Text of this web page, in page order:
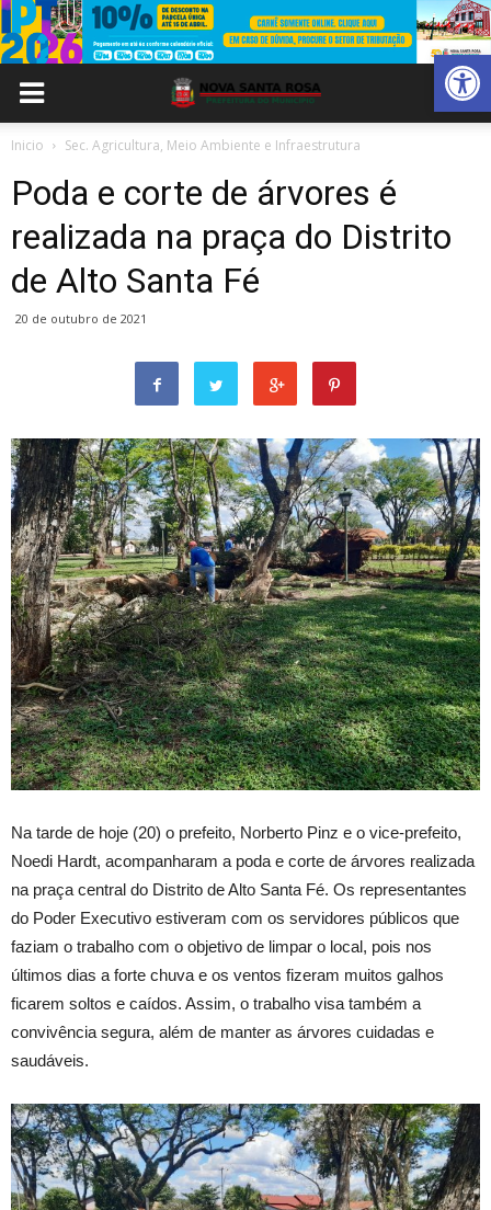
Abrir
Inicio Sec. Agricultura, Meio Ambiente e Infraestrutura
Poda e corte de árvores é
realizada na praça do Distrito
de Alto Santa Fé
20 de outubro de 2021
Na tarde de hoje (20) o prefeito, Norberto Pinz e o vice-prefeito,
Noedi Hardt, acompanharam a poda e corte de árvores realizada
na praça central do Distrito de Alto Santa Fé. Os representantes
do Poder Executivo estiveram com os servidores públicos que
faziam o trabalho com o objetivo de limpar o local, pois nos
últimos dias a forte chuva e os ventos fizeram muitos galhos
ficarem soltos e caídos. Assim, o trabalho visa também a
convivência segura, além de manter as árvores cuidadas e
saudáveis.